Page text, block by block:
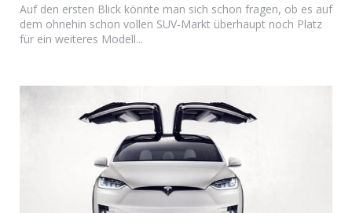
Auf den ersten Blick könnte man sich schon fragen, ob es auf
dem ohnehin schon vollen SUV-Markt überhaupt noch Platz
für ein weiteres Modell...